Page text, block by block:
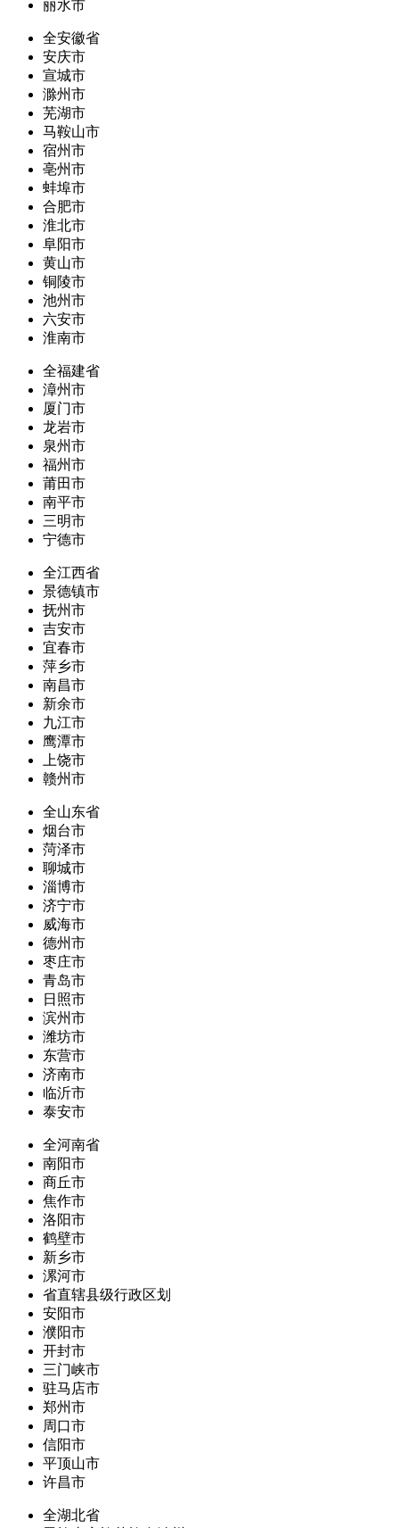
丽水市
全安徽省
安庆市
宣城市
滁州市
芜湖市
马鞍山市
宿州市
亳州市
蚌埠市
合肥市
淮北市
阜阳市
黄山市
铜陵市
池州市
六安市
淮南市
全福建省
漳州市
厦门市
龙岩市
泉州市
福州市
莆田市
南平市
三明市
宁德市
全江西省
景德镇市
抚州市
吉安市
宜春市
萍乡市
南昌市
新余市
九江市
鹰潭市
上饶市
赣州市
全山东省
烟台市
菏泽市
聊城市
淄博市
济宁市
威海市
德州市
枣庄市
青岛市
日照市
滨州市
潍坊市
东营市
济南市
临沂市
泰安市
全河南省
南阳市
商丘市
焦作市
洛阳市
鹤壁市
新乡市
漯河市
省直辖县级行政区划
安阳市
濮阳市
开封市
三门峡市
驻马店市
郑州市
周口市
信阳市
平顶山市
许昌市
全湖北省